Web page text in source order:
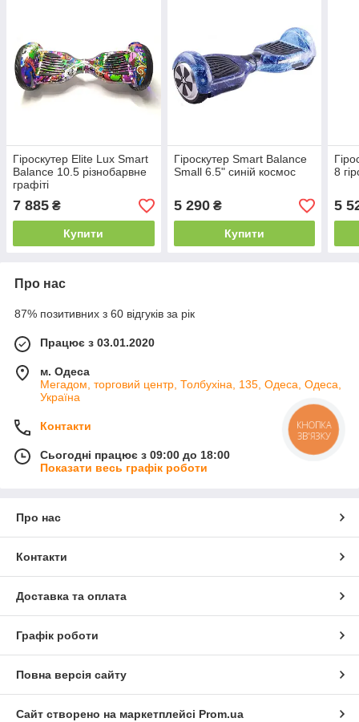
Гіроскутер Elite Lux Smart
Balance 10.5 різнобарвне
графіті
7 885 ₴
Купити
Гіроскутер Smart Balance
Small 6.5" синій космос
5 290₴
Купити
8
5
Про нас
87% позитивних з 60 відгуків за рік
Працює з 03.01.2020
м. Одеса
Мегадом, торговий центр, Толбухіна, 135, Одеса, Одеса,
Україна
Контакти
Сьогодні працює з 09:00 до 18:00
Показати весь графік роботи
Про нас
Контакти
Доставка та оплата
Графік роботи
Повна версія сайту
Сайт створено на маркетплейсі Prom.ua
КНОПКА
ЗВ'ЯЗКУ